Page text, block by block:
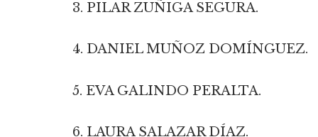
3. PILAR ZUÑIGA SEGURA.
4. DANIEL MUÑOZ DOMÍNGUEZ.
5. EVA GALINDO PERALTA.
6. LAURA SALAZAR DÍAZ.